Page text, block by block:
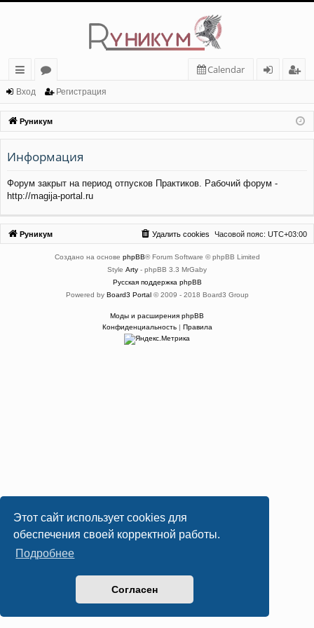
Этот сайт использует cookies для
обеспечения своей корректной работы.
Подробнее
Согласен
с
ы
лк
и
о
ру
м
ы
Calendar
д
ис
тр
Вход Регистрация
Руникум
Информация
Форум закрыт на период отпусков Практиков. Рабочий форум -
http://magija-portal.ru
Руникум Часовой пояс: UTC+03:00
Удалить cookies
Создано на основе phpBB® Forum Software © phpBB Limited
Style Arty - phpBB 3.3 MrGaby
Русская поддержка phpBB
Powered by Board3 Portal© 2009 - 2018 Board3 Group
Моды и расширения phpBB
Конфиденциальность| Правила